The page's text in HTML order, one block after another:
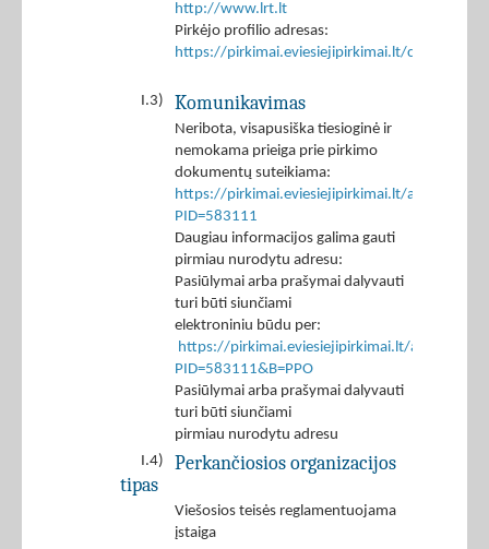
http://www.lrt.lt
Pirkėjo profilio adresas:
https://pirkimai.eviesiejipirkimai.lt/ctm/
I.3) Komunikavimas
Neribota, visapusiška tiesioginė ir
nemokama prieiga prie pirkimo
dokumentų suteikiama:
https://pirkimai.eviesiejipirkimai.lt/app/rfq/
PID=583111
Daugiau informacijos galima gauti
pirmiau nurodytu adresu:
Pasiūlymai arba prašymai dalyvauti
turi būti siunčiami
elektroniniu būdu per:
https://pirkimai.eviesiejipirkimai.lt/app/rfq/
PID=583111&B=PPO
Pasiūlymai arba prašymai dalyvauti
turi būti siunčiami
pirmiau nurodytu adresu
I.4)
Perkančiosios organizacijos
tipas
Viešosios teisės reglamentuojama
įstaiga